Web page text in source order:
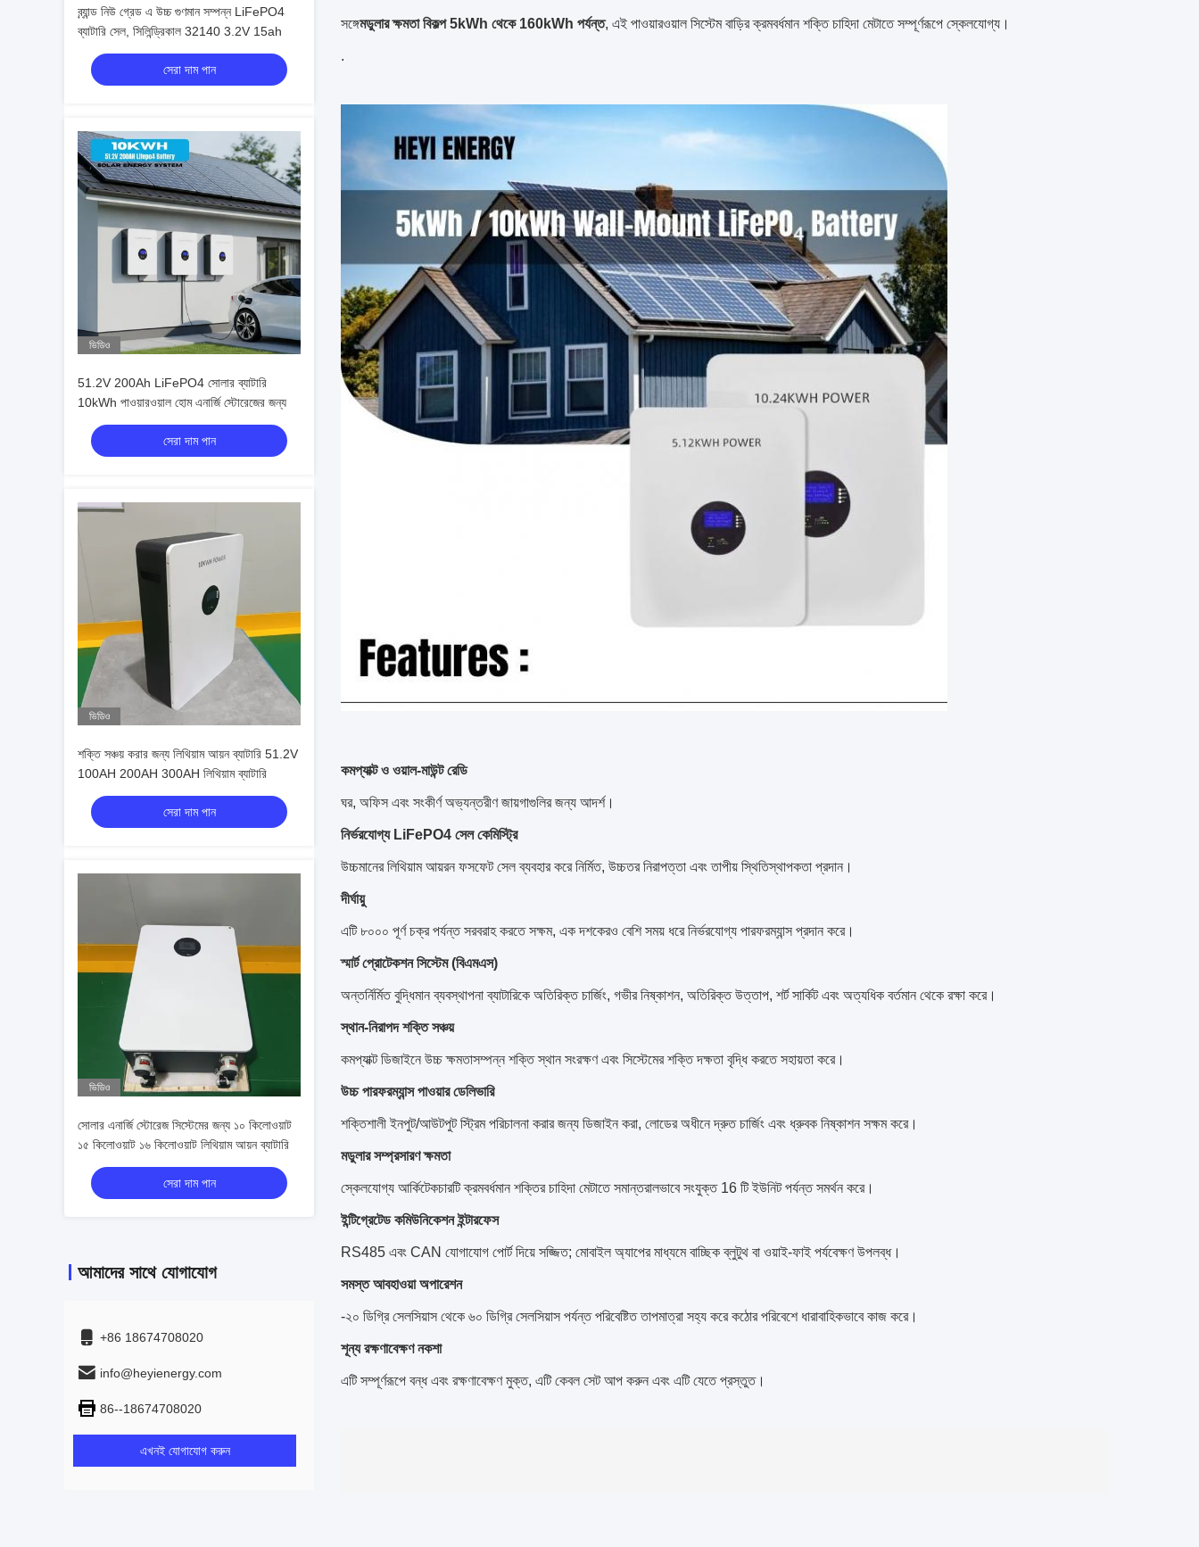
ব্র্যান্ড নিউ গ্রেড এ উচ্চ গুণমান সম্পন্ন LiFePO4
ব্যাটারি সেল, সিলিন্ড্রিকাল 32140 3.2V 15ah
সেরা দাম পান
ভিডিও
51.2V 200Ah LiFePO4 সোলার ব্যাটারি
10kWh পাওয়ারওয়াল হোম এনার্জি স্টোরেজের জন্য
সেরা দাম পান
ভিডিও
শক্তি সঞ্চয় করার জন্য লিথিয়াম আয়ন ব্যাটারি 51.2V
100AH 200AH 300AH লিথিয়াম ব্যাটারি
সেরা দাম পান
ভিডিও
সোলার এনার্জি স্টোরেজ সিস্টেমের জন্য ১০ কিলোওয়াট
১৫ কিলোওয়াট ১৬ কিলোওয়াট লিথিয়াম আয়ন ব্যাটারি
সেরা দাম পান
আমাদের সাথে যোগাযোগ
+86 18674708020
info@heyienergy.com
86--18674708020
এখনই যোগাযোগ করুন
সঙ্গেমডুলার ক্ষমতা বিকল্প 5kWh থেকে 160kWh পর্যন্ত, এই পাওয়ারওয়াল সিস্টেম বাড়ির ক্রমবর্ধমান শক্তি চাহিদা মেটাতে সম্পূর্ণরূপে স্কেলযোগ্য।
.
কমপ্যাক্ট ও ওয়াল-মাউন্ট রেডি
ঘর, অফিস এবং সংকীর্ণ অভ্যন্তরীণ জায়গাগুলির জন্য আদর্শ।
নির্ভরযোগ্য LiFePO4 সেল কেমিস্ট্রি
উচ্চমানের লিথিয়াম আয়রন ফসফেট সেল ব্যবহার করে নির্মিত, উচ্চতর নিরাপত্তা এবং তাপীয় স্থিতিস্থাপকতা প্রদান।
দীর্ঘায়ু
এটি ৮০০০ পূর্ণ চক্র পর্যন্ত সরবরাহ করতে সক্ষম, এক দশকেরও বেশি সময় ধরে নির্ভরযোগ্য পারফরম্যান্স প্রদান করে।
স্মার্ট প্রোটেকশন সিস্টেম (বিএমএস)
অন্তর্নির্মিত বুদ্ধিমান ব্যবস্থাপনা ব্যাটারিকে অতিরিক্ত চার্জিং, গভীর নিষ্কাশন, অতিরিক্ত উত্তাপ, শর্ট সার্কিট এবং অত্যধিক বর্তমান থেকে রক্ষা করে।
স্থান-নিরাপদ শক্তি সঞ্চয়
কমপ্যাক্ট ডিজাইনে উচ্চ ক্ষমতাসম্পন্ন শক্তি স্থান সংরক্ষণ এবং সিস্টেমের শক্তি দক্ষতা বৃদ্ধি করতে সহায়তা করে।
উচ্চ পারফরম্যান্স পাওয়ার ডেলিভারি
শক্তিশালী ইনপুট/আউটপুট স্ট্রিম পরিচালনা করার জন্য ডিজাইন করা, লোডের অধীনে দ্রুত চার্জিং এবং ধ্রুবক নিষ্কাশন সক্ষম করে।
মডুলার সম্প্রসারণ ক্ষমতা
স্কেলযোগ্য আর্কিটেকচারটি ক্রমবর্ধমান শক্তির চাহিদা মেটাতে সমান্তরালভাবে সংযুক্ত 16 টি ইউনিট পর্যন্ত সমর্থন করে।
ইন্টিগ্রেটেড কমিউনিকেশন ইন্টারফেস
RS485 এবং CAN যোগাযোগ পোর্ট দিয়ে সজ্জিত; মোবাইল অ্যাপের মাধ্যমে বাচ্ছিক ব্লুটুথ বা ওয়াই-ফাই পর্যবেক্ষণ উপলব্ধ।
সমস্ত আবহাওয়া অপারেশন
-২০ ডিগ্রি সেলসিয়াস থেকে ৬০ ডিগ্রি সেলসিয়াস পর্যন্ত পরিবেষ্টিত তাপমাত্রা সহ্য করে কঠোর পরিবেশে ধারাবাহিকভাবে কাজ করে।
শূন্য রক্ষণাবেক্ষণ নকশা
এটি সম্পূর্ণরূপে বন্ধ এবং রক্ষণাবেক্ষণ মুক্ত, এটি কেবল সেট আপ করুন এবং এটি যেতে প্রস্তুত।